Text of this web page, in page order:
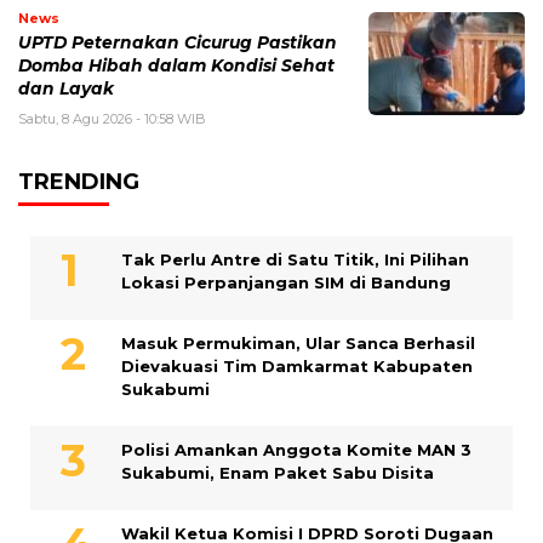
News
UPTD Peternakan Cicurug Pastikan
Domba Hibah dalam Kondisi Sehat
dan Layak
Sabtu, 8 Agu 2026 - 10:58 WIB
TRENDING
Tak Perlu Antre di Satu Titik, Ini Pilihan
Lokasi Perpanjangan SIM di Bandung
Masuk Permukiman, Ular Sanca Berhasil
Dievakuasi Tim Damkarmat Kabupaten
Sukabumi
Polisi Amankan Anggota Komite MAN 3
Sukabumi, Enam Paket Sabu Disita
Wakil Ketua Komisi I DPRD Soroti Dugaan